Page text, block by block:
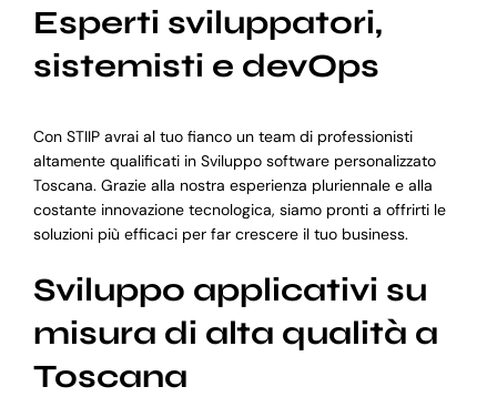
Esperti sviluppatori,
sistemisti e devOps
Con STIIP avrai al tuo fianco un team di professionisti
altamente qualificati in Sviluppo software personalizzato
Toscana. Grazie alla nostra esperienza pluriennale e alla
costante innovazione tecnologica, siamo pronti a offrirti le
soluzioni più efficaci per far crescere il tuo business.
Sviluppo applicativi su
misura di alta qualità a
Toscana